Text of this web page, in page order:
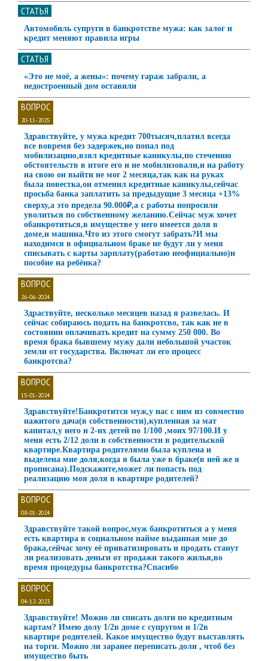
СТАТЬЯ
Автомобиль супруги в банкротстве мужа: как залог и
кредит меняют правила игры
СТАТЬЯ
«Это не моё, а жены»: почему гараж забрали, а
недостроенный дом оставили
ВОПРОС
20-11-2025
Здравствуйте, у мужа кредит 700тысяч,платил всегда
все вовремя без задержек,но попал под
мобилизацию,взял кредитные каникулы,по стечению
обстоятельств в итоге его и не мобилизовали,и на работу
на свою он выйти не мог 2 месяца,так как на руках
была повестка,он отменил кредитные каникулы,сейчас
просьба банка заплатить за предыдущие 3 месяца +13%
сверху,а это предела 90.000₽,а с работы попросили
уволиться по собственному желанию.Сейчас муж хочет
обанкротиться,в имуществе у него имеется доля в
доме,и машина.Что из этого смогут забрать?И мы
находимся в официальном браке не будут ли у меня
списывать с карты зарплату(работаю неофициально)и
пособие на ребёнка?
ВОПРОС
26-06-2024
Здраствуйте, несколько месяцев назад я развелась. И
сейчас собираюсь подать на банкротсво, так как не в
состоянии оплачивать кредит на сумму 250 000. Во
время брака бывшему мужу дали небольшой участок
земли от государства. Включат ли его процесс
банкротсва?
ВОПРОС
15-01-2024
Здравствуйте!Банкротится муж,у нас с ним из совместно
нажитого дача(в собственности),купленная за мат
капитал,у него и 2-их детей по 1/100 ,моих 97/100.И у
меня есть 2/12 доли в собственности в родительской
квартире.Квартира родителями была куплена и
выделена мне доля,когда я была уже в браке(в ней же я
прописана).Подскажите,может ли попасть под
реализацию моя доля в квартире родителей?
ВОПРОС
08-01-2024
Здравствуйте такой вопрос,муж банкротиться а у меня
есть квартира в социальном найме выданная мне до
брака,сейчас хочу её приватизировать и продать станут
ли реализовать деньги от продажи такого жилья,во
время процедуры банкротства?Спасибо
ВОПРОС
04-12-2023
Здравствуйте! Можно ли списать долги по кредитным
картам? Имею долу 1/2в доме с супругом и 1/2в
квартире родителей. Какое имущество будут выставлять
на торги. Можно ли заранее переписать доли , чтоб без
имущество быть